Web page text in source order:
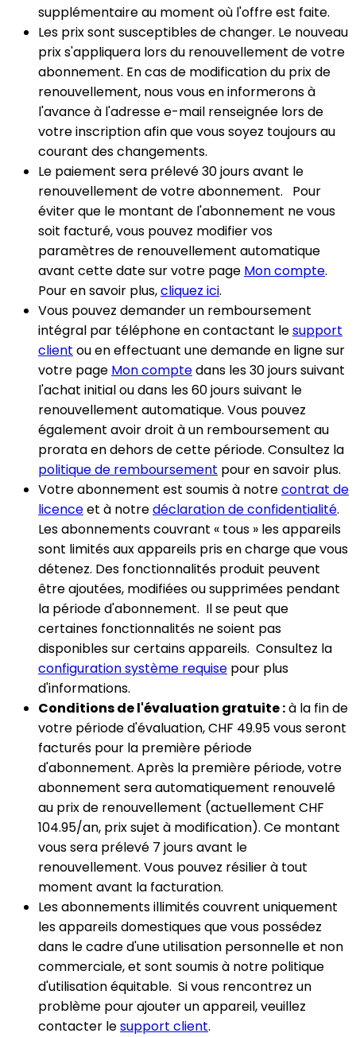
supplémentaire au moment où l'offre est faite.
Les prix sont susceptibles de changer. Le nouveau
prix s'appliquera lors du renouvellement de votre
abonnement. En cas de modification du prix de
renouvellement, nous vous en informerons à
l'avance à l'adresse e-mail renseignée lors de
votre inscription afin que vous soyez toujours au
courant des changements.
Le paiement sera prélevé 30 jours avant le
renouvellement de votre abonnement. Pour
éviter que le montant de l'abonnement ne vous
soit facturé, vous pouvez modifier vos
paramètres de renouvellement automatique
avant cette date sur votre page Mon compte.
Pour en savoir plus,cliquez ici.
Vous pouvez demander un remboursement
intégral par téléphone en contactant lesupport
client ou en effectuant une demande en ligne sur
votre page Mon comptedans les 30 jours suivant
l'achat initial ou dans les 60 jours suivant le
renouvellement automatique. Vous pouvez
également avoir droit à un remboursement au
prorata en dehors de cette période. Consultez la
politique de remboursement pour en savoir plus.
Votre abonnement est soumis à notrecontrat de
licenceet à notredéclaration de confidentialité.
Les abonnements couvrant « tous » les appareils
sont limités aux appareils pris en charge que vous
détenez. Des fonctionnalités produit peuvent
être ajoutées, modifiées ou supprimées pendant
la période d'abonnement. Il se peut que
certaines fonctionnalités ne soient pas
disponibles sur certains appareils. Consultez la
configuration système requise pour plus
d'informations.
Conditions de l'évaluation gratuite :à la fin de
votre période d'évaluation, CHF 49.95 vous seront
facturés pour la première période
d'abonnement. Après la première période, votre
abonnement sera automatiquement renouvelé
au prix de renouvellement (actuellement CHF
104.95/an, prix sujet à modification). Ce montant
vous sera prélevé 7 jours avant le
renouvellement. Vous pouvez résilier à tout
moment avant la facturation. ​
Les abonnements illimités couvrent uniquement
les appareils domestiques que vous possédez
dans le cadre d'une utilisation personnelle et non
commerciale, et sont soumis à notre politique
d'utilisation équitable. Si vous rencontrez un
problème pour ajouter un appareil, veuillez
contacter lesupport client.